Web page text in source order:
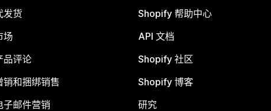
发货
场
品评论
销和捆绑销售
子邮件营销
Shopify 帮助中心
API 文档
Shopify 社区
Shopify 博客
研究